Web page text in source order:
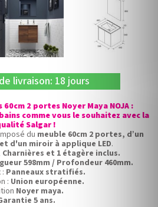
livraison: 18 jours
2 portes Noyer Maya NOJA :
comme vous le souhaitez avec la
Salgar !
du meuble 60cm 2 portes, d’un
d'un miroir à applique LED.
et 1 étagère inclus.
598mm / Profondeur 460mm.
Panneaux stratifiés.
: Union européenne.
Noyer maya.
5 ans.